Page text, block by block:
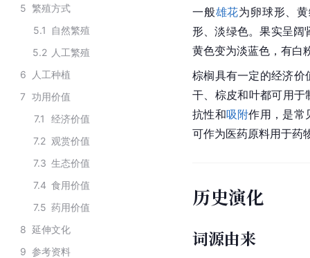
5 繁殖方式
5.1
自然繁殖
5.2 人工繁殖
6
人工种植
7 功用价值
7.1
经济价值
7.2 观赏价值
7.3 生态价值
7.4 食用价值
7.5 药用价值
8 延伸文化
9 参考资料
一般雄花为卵球形、
形、淡绿色。果实呈阔
黄色变为淡蓝色，有白
棕榈具有一定的经济价
干、棕皮和叶都可用于
抗性和吸附作用，是常
可作为医药原料用于药
历史演化
词源由来